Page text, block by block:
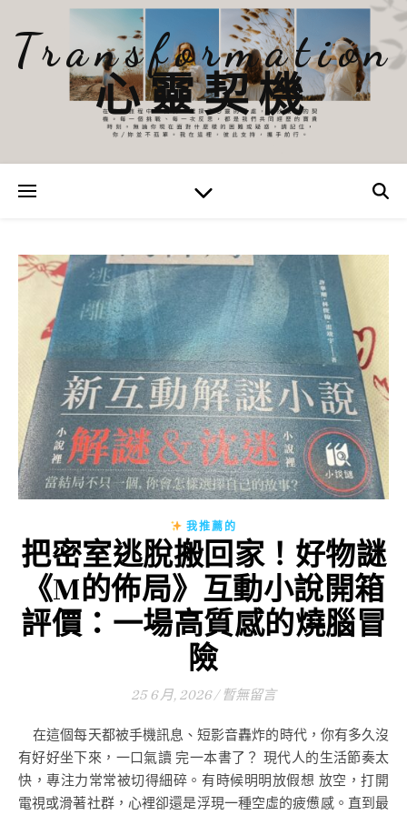
Transformation
心靈契機
我推薦的
把密室逃脫搬回家！好物謎
《M的佈局》互動小說開箱
評價：一場高質感的燒腦冒
險
25 6 月, 2026 / 暫無留言
在這個每天都被手機訊息、短影音轟炸的時代，你有多久沒
有好好坐下來，一口氣讀 完一本書了？ 現代人的生活節奏太
快，專注力常常被切得細碎。有時候明明放假想 放空，打開
電視或滑著社群，心裡卻還是浮現一種空虛的疲憊感。直到最